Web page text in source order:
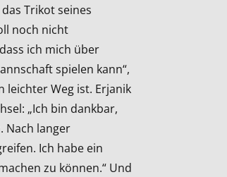
Trikot seines
noch nicht
ich mich über
spielen kann“,
leichter Weg ist. Erjanik
„Ich bin dankbar,
Nach langer
Ich habe ein
zu können.“ Und